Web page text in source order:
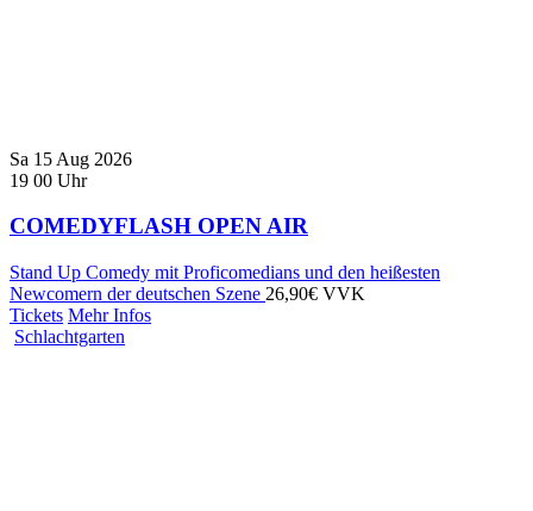
Sa 15 Aug 2026
19 00 Uhr
COMEDYFLASH OPEN AIR
Stand Up Comedy mit Proficomedians und den heißesten
Newcomern der deutschen Szene 26,90€ VVK
Tickets Mehr Infos
Schlachtgarten